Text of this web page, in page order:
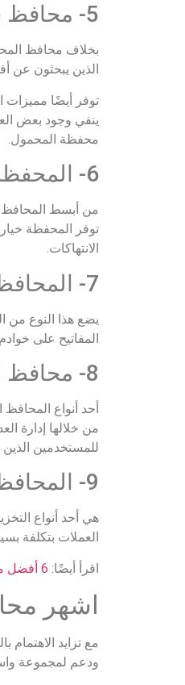
5- محافظ سطح المكتب
بخلاف محافظ
الذين يبحثون عن
توفر أيضًا مميزات
ينفي وجود بعض
محفظة المحمول.
6- المحفظة الحاضنة
من أبسط المحافظ
توفر المحفظة
الانتهاكات.
7- المحافظ غير الاحتجازية
يضع هذا النوع من
المفاتيح على
8- محافظ الأجهزة
أحد أنواع
من خلالها إدارة
للمستخدمين الذين
9- المحافظ الورقية
هي أحد أنواع
العملات بتكلفة
اقرأ أيضًا: 6 أفضل محفظة لتخزين العملات الرقمية لعام 2024
اشهر
مع تزايد
ودعم لمجموعة